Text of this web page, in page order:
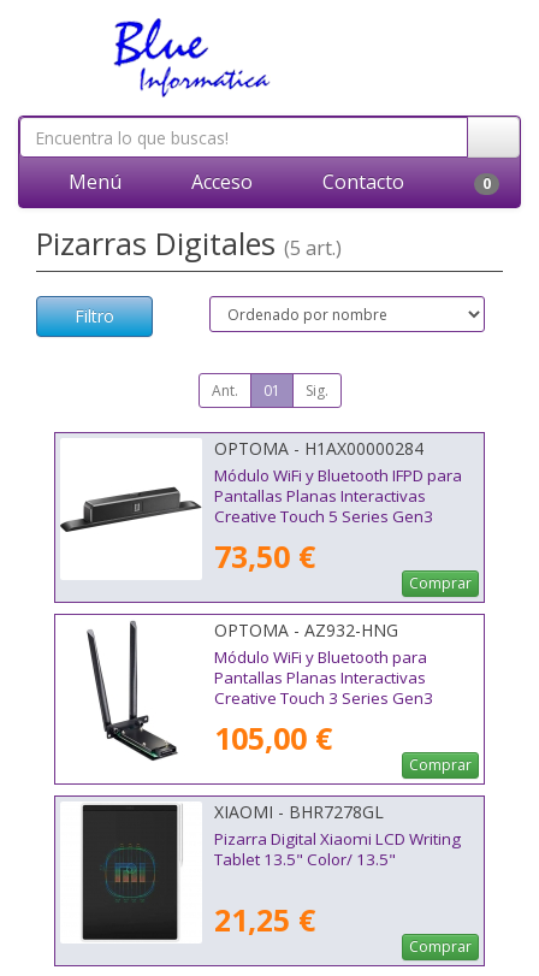
Menú Acceso Contacto 0
Pizarras Digitales (5 art.)
Filtro
Ant. 01 Sig.
OPTOMA - H1AX00000284
Módulo WiFi y Bluetooth IFPD para
Pantallas Planas Interactivas
Creative Touch 5 Series Gen3
73,50 €
Comprar
OPTOMA - AZ932-HNG
Módulo WiFi y Bluetooth para
Pantallas Planas Interactivas
Creative Touch 3 Series Gen3
105,00 €
Comprar
XIAOMI - BHR7278GL
Pizarra Digital Xiaomi LCD Writing
Tablet 13.5" Color/ 13.5"
21,25 €
Comprar